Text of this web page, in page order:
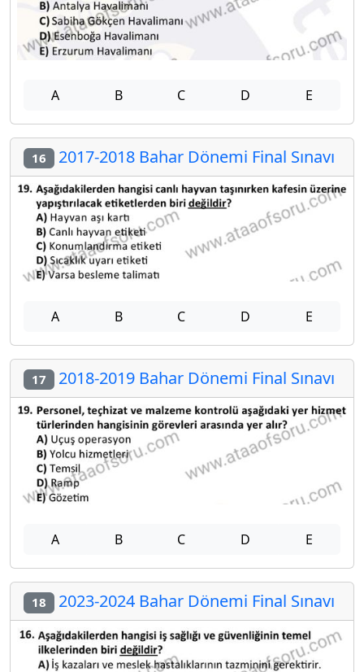
A B C D E
16 2017-2018 Bahar Dönemi Final Sınavı
A B C D E
17 2018-2019 Bahar Dönemi Final Sınavı
A B C D E
18 2023-2024 Bahar Dönemi Final Sınavı